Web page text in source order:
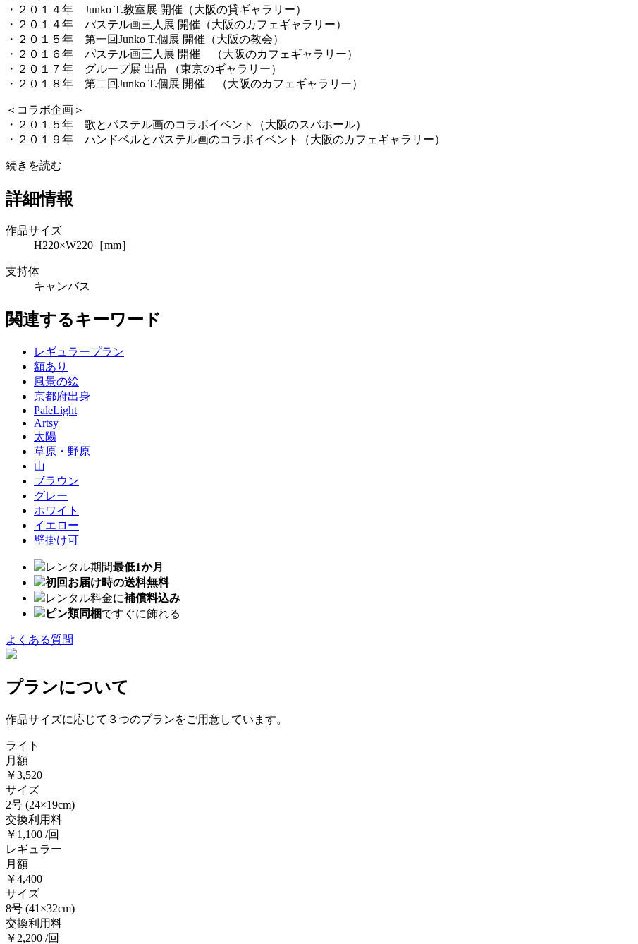
・２０１４年 Junko T.教室展 開催（大阪の貸ギャラリー）
・２０１４年 パステル画三人展 開催（大阪のカフェギャラリー）
・２０１５年 第一回Junko T.個展 開催（大阪の教会）
・２０１６年 パステル画三人展 開催 （大阪のカフェギャラリー）
・２０１７年 グループ展 出品 （東京のギャラリー）
・２０１８年 第二回Junko T.個展 開催 （大阪のカフェギャラリー）
＜コラボ企画＞
・２０１５年 歌とパステル画のコラボイベント（大阪のスパホール）
・２０１９年 ハンドベルとパステル画のコラボイベント（大阪のカフェギャラリー）
続きを読む
詳細情報
作品サイズ
H220×W220［mm］
支持体
キャンバス
関連するキーワード
レギュラープラン
額あり
風景の絵
京都府出身
PaleLight
Artsy
太陽
草原・野原
山
ブラウン
グレー
ホワイト
イエロー
壁掛け可
レンタル期間最低1か月
初回お届け時の送料無料
レンタル料金に補償料込み
ピン類同梱ですぐに飾れる
よくある質問
プランについて
作品サイズに応じて３つのプランをご用意しています。
ライト
月額
￥3,520
サイズ
2号 (24×19cm)
交換利用料
￥1,100 /回
レギュラー
月額
￥4,400
サイズ
8号 (41×32cm)
交換利用料
￥2,200 /回